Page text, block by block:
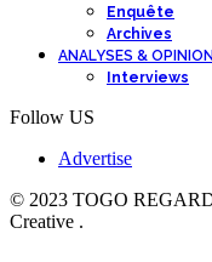
Enquête
Archives
ANALYSES &
Interviews
Follow US
Advertise
© 2023 TOGO
Creative .